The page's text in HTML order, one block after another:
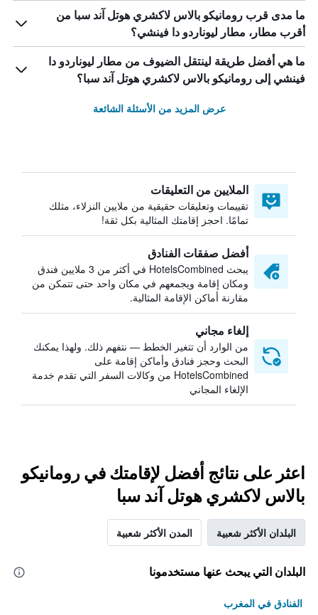
ما مدى قرب رومانيكو بالاس لاكشري هوتل آند سبا من
أقرب مطار، مطار ليوناردو دا فينشي؟
ما هي أفضل طريقة لينتقل الضيوف من مطار ليوناردو دا
فينشي إلى رومانيكو بالاس لاكشري هوتل آند سبا؟
عرض المزيد من الأسئلة الشائعة
الملايين من التعليقات
تقييمات وتعليقات حقيقية من ملايين النزلاء، مثلك
تمامًا. احجز إقامتك المثالية بكل ثقة!
أفضل صفقات الفنادق
يبحث HotelsCombined في أكثر من 3 ملايين فندق
ومكان إقامة ويجمعهم في مكان واحد حتى تتمكن من
مقارنة أماكن الإقامة المثالية.
إلغاء مجاني
من الوارد أن تتغير الخطط — نتفهم ذلك. ولهذا يمكنك
البحث وحجز فنادق وأماكن إقامة على
HotelsCombined من وكالات السفر التي تقدم خدمة
الإلغاء المجاني
اعثر على نتائج أفضل لإقامتك في رومانيكو
بالاس لاكشري هوتل آند سبا
البلدان الأكثر شعبية المدن الأكثر شعبية
البلدان التي يبحث عنها مستخدمونا
الفنادق في المغرب